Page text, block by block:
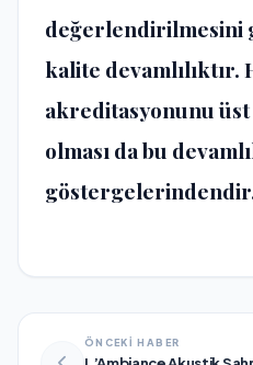
değerlendirilmesini
kalite devamlılıktır.
akreditasyonunu üst
olması da bu
ÖNCEKİ HABER